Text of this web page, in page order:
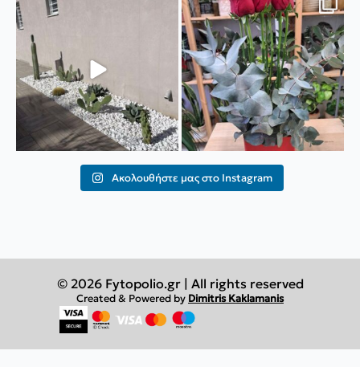
Ιδιαίτερη κατασκευή με κάκτους🌵
❤️Η ημέρα του Αγίου Βαλεντίνου
φτάνει... Αυτές...
48 1
Ακολουθήστε μας στο Instagram
© 2026 Fytopolio.gr | All rights reserved
Created & Powered by Dimitris Kaklamanis